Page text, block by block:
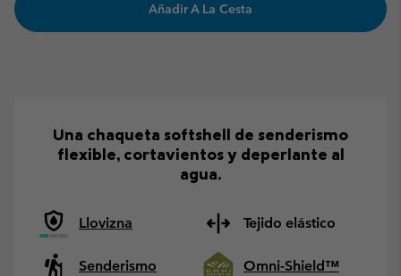
Añadir A La Cesta
Una chaqueta softshell de senderismo
flexible, cortavientos y deperlante al
agua.
Llovizna Tejido elástico
Senderismo Omni-Shield™